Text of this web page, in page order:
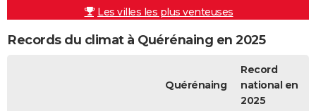
Les villes les plus venteuses
Records du climat à Quérénaing en 2025
Quérénaing
Record
national en
2025